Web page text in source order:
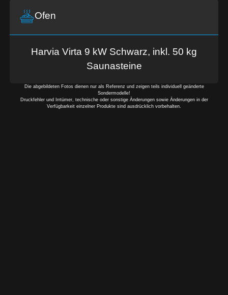
Ofen
Harvia Virta 9 kW Schwarz, inkl. 50 kg
Saunasteine
Die abgebildeten Fotos dienen nur als Referenz und zeigen teils individuell geänderte
Sondermodelle!
Druckfehler und Irrtümer, technische oder sonstige Änderungen sowie Änderungen in der
Verfügbarkeit einzelner Produkte sind ausdrücklich vorbehalten.